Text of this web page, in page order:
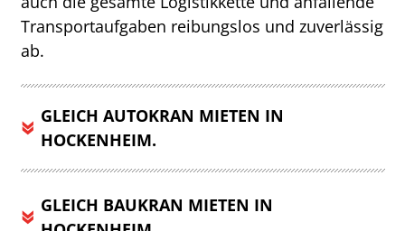
Transportaufgaben reibungslos und zuverlässig
ab.
GLEICH AUTOKRAN MIETEN IN
HOCKENHEIM.
GLEICH BAUKRAN MIETEN IN